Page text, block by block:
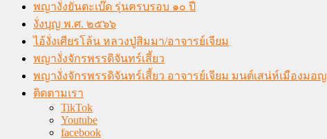
พญางั่งยันตะเบ๊ด รุ่นครบรอบ ๑๐ ปี
งั่งบุญ พ.ศ. ๒๕๖๖
ไอ้งั่งเศียรโล้น หลวงปู่สิมมา/อาจารย์เจียม
พญางั่งจักรพรรดิจันทร์เสี้ยว
พญางั่งจักรพรรดิจันทร์เสี้ยว อาจารย์เจียม มนต์เสน่ห์เมืองมอญ
ติดตามเรา
TikTok
Youtube
facebook